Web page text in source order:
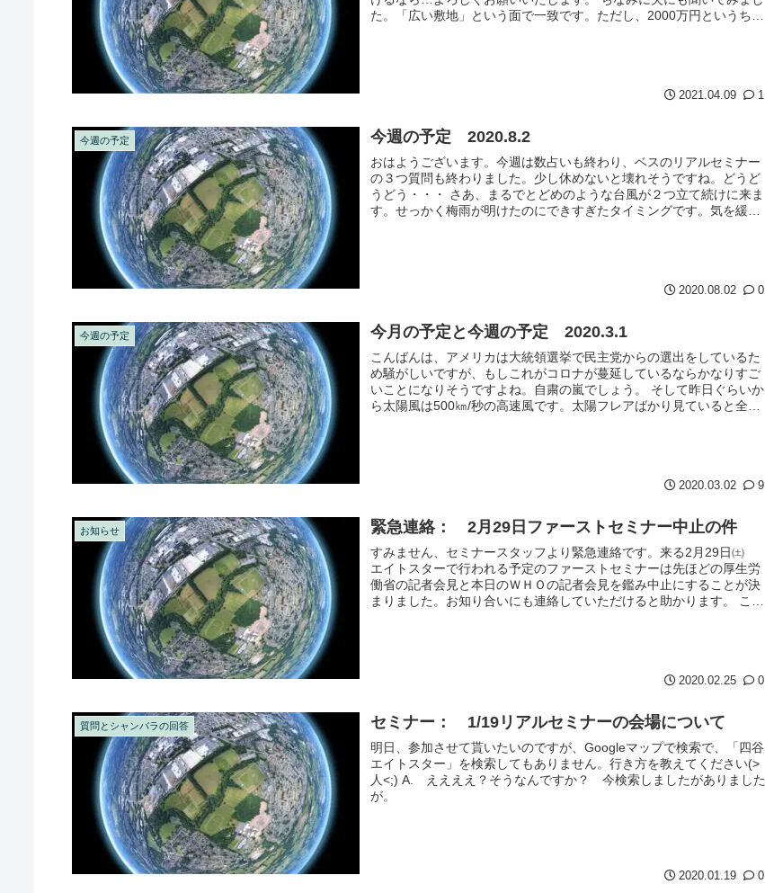
た。「広い敷地」という面で一致です。ただし、2000万円というちょ
2021.04.09 1
今週の予定 今週の予定 2020.8.2
おはようございます。今週は数占いも終わり、ベスのリアルセミナー
の３つ質問も終わりました。少し休めないと壊れそうですね。どうど
うどう・・・ さあ、まるでとどめのような台風が２つ立て続けに来ま
す。せっかく梅雨が明けたのにできすぎたタイミングです。気を緩め
2020.08.02 0
今週の予定 今月の予定と今週の予定 2020.3.1
こんばんは、アメリカは大統領選挙で民主党からの選出をしているた
め騒がしいですが、もしこれがコロナが蔓延しているならかなりすご
いことになりそうですよね。自粛の嵐でしょう。 そして昨日ぐらいか
ら太陽風は500㎞/秒の高速風です。太陽フレアばかり見ていると全く
2020.03.02 9
お知らせ 緊急連絡： 2月29日ファーストセミナー中止の件
すみません、セミナースタッフより緊急連絡です。来る2月29日㈯
エイトスターで行われる予定のファーストセミナーは先ほどの厚生労
働省の記者会見と本日のＷＨＯの記者会見を鑑み中止にすることが決
まりました。お知り合いにも連絡していただけると助かります。 ここ
2020.02.25 0
質問とシャンバラの回答 セミナー： 1/19リアルセミナーの会場について
明日、参加させて貰いたいのですが、Googleマップで検索で、「四谷
エイトスター」を検索してもありません。行き方を教えてください(>
人<;) A. ええええ？そうなんですか？ 今検索しましたがありました
が。
2020.01.19 0